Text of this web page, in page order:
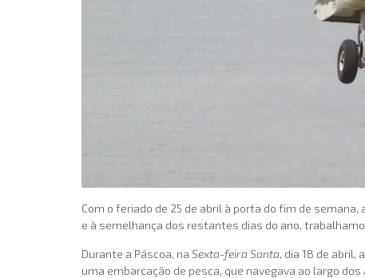
Com o feriado de 25 de abril à porta do fim de
e à semelhança dos restantes dias do ano,
Durante a Páscoa, na Sexta-feira Santa, dia 18 de abril, a
uma embarcação de pesca, que navegava ao largo dos